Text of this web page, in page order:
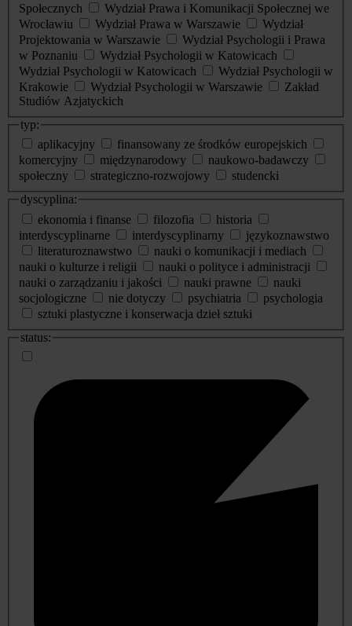
Społecznych
Wydział Prawa i Komunikacji Społecznej we
Wrocławiu
Wydział Prawa w Warszawie
Wydział
Projektowania w Warszawie
Wydział Psychologii i Prawa
w Poznaniu
Wydział Psychologii w Katowicach
Wydział Psychologii w Katowicach
Wydział Psychologii w
Krakowie
Wydział Psychologii w Warszawie
Zakład
Studiów Azjatyckich
typ:
aplikacyjny
finansowany ze środków europejskich
komercyjny
międzynarodowy
naukowo-badawczy
społeczny
strategiczno-rozwojowy
studencki
dyscyplina:
ekonomia i finanse
filozofia
historia
interdyscyplinarne
interdyscyplinarny
językoznawstwo
literaturoznawstwo
nauki o komunikacji i mediach
nauki o kulturze i religii
nauki o polityce i administracji
nauki o zarządzaniu i jakości
nauki prawne
nauki
socjologiczne
nie dotyczy psychiatria
psychologia
sztuki plastyczne i konserwacja dzieł sztuki
status: